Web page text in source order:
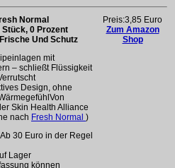
Normal
0 Prozent
Und Schutz
mit
– schließt Flüssigkeit
Design, ohne
Skin Health Alliance
nach Fresh Normal )
30 Euro in der Regel
Lager
können
Preis:3,85 Euro
Zum Amazon
Shop